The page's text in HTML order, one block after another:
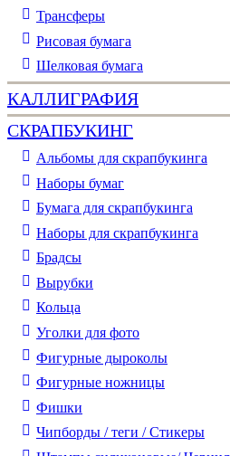
Трансферы
Рисовая бумага
Шелковая бумага
КАЛЛИГРАФИЯ
СКРАПБУКИНГ
Альбомы для скрапбукинга
Наборы бумаг
Бумага для скрапбукинга
Наборы для скрапбукинга
Брадсы
Вырубки
Кольца
Уголки для фото
Фигурные дыроколы
Фигурные ножницы
Фишки
Чипборды / теги / Стикеры